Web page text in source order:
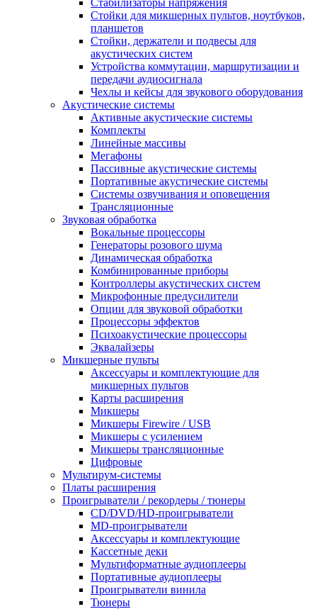
Стабилизаторы напряжения
Стойки для микшерных пультов, ноутбуков,
планшетов
Стойки, держатели и подвесы для
акустических систем
Устройства коммутации, маршрутизации и
передачи аудиосигнала
Чехлы и кейсы для звукового оборудования
Акустические системы
Активные акустические системы
Комплекты
Линейные массивы
Мегафоны
Пассивные акустические системы
Портативные акустические системы
Системы озвучивания и оповещения
Трансляционные
Звуковая обработка
Вокальные процессоры
Генераторы розового шума
Динамическая обработка
Комбинированные приборы
Контроллеры акустических систем
Микрофонные предусилители
Опции для звуковой обработки
Процессоры эффектов
Психоакустические процессоры
Эквалайзеры
Микшерные пульты
Аксессуары и комплектующие для
микшерных пультов
Карты расширения
Микшеры
Микшеры Firewire / USB
Микшеры с усилением
Микшеры трансляционные
Цифровые
Мультирум-системы
Платы расширения
Проигрыватели / рекордеры / тюнеры
CD/DVD/HD-проигрыватели
MD-проигрыватели
Аксессуары и комплектующие
Кассетные деки
Мультиформатные аудиоплееры
Портативные аудиоплееры
Проигрыватели винила
Тюнеры